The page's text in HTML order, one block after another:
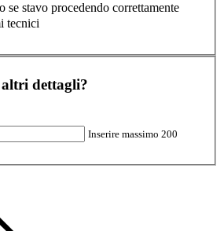
se stavo procedendo correttamente
tecnici
dettagli?
Inserire massimo 200